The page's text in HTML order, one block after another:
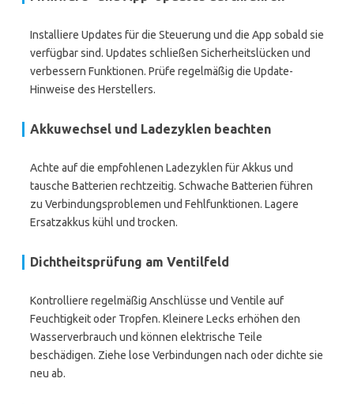
Installiere Updates für die Steuerung und die App sobald sie
verfügbar sind. Updates schließen Sicherheitslücken und
verbessern Funktionen. Prüfe regelmäßig die Update-
Hinweise des Herstellers.
Akkuwechsel und Ladezyklen beachten
Achte auf die empfohlenen Ladezyklen für Akkus und
tausche Batterien rechtzeitig. Schwache Batterien führen
zu Verbindungsproblemen und Fehlfunktionen. Lagere
Ersatzakkus kühl und trocken.
Dichtheitsprüfung am Ventilfeld
Kontrolliere regelmäßig Anschlüsse und Ventile auf
Feuchtigkeit oder Tropfen. Kleinere Lecks erhöhen den
Wasserverbrauch und können elektrische Teile
beschädigen. Ziehe lose Verbindungen nach oder dichte sie
neu ab.